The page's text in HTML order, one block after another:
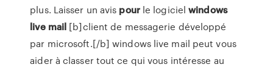
plus. Laisser un avis pourle logicielwindows
live mail [b]client de messagerie développé
par microsoft.[/b] windows live mail peut vous
aider à classer tout ce qui vous intéresse au